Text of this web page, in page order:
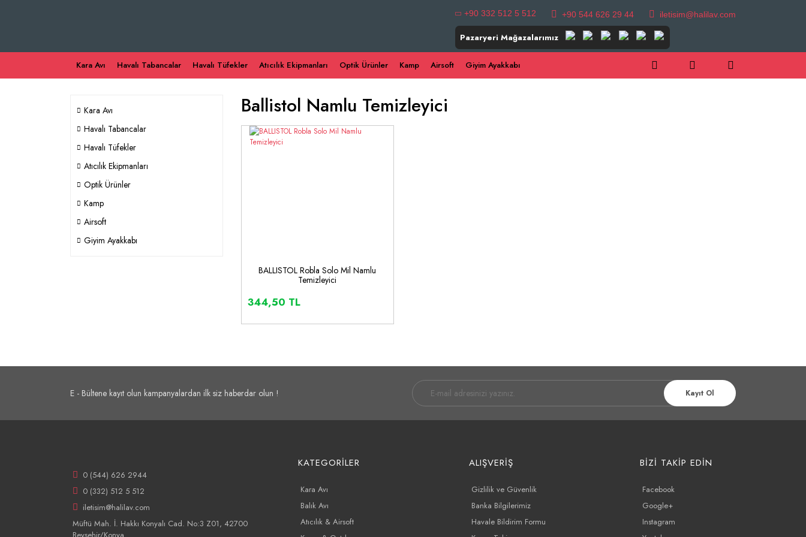
+90 332 512 5 512 +90 544 626 29 44 iletisim@halilav.com
Pazaryeri Mağazalarımız
Kara Avı Havalı Tabancalar Havalı Tüfekler Atıcılık Ekipmanları Optik Ürünler Kamp Airsoft Giyim Ayakkabı
Kara Avı
Havalı Tabancalar
Havalı Tüfekler
Atıcılık Ekipmanları
Optik Ürünler
Kamp
Airsoft
Giyim Ayakkabı
Ballistol Namlu Temizleyici
BALLISTOL Robla Solo Mil Namlu
Temizleyici
344,50 TL
E - Bültene kayıt olun kampanyalardan ilk siz haberdar olun ! Kayıt Ol
0 (544) 626 2944
0 (332) 512 5 512
iletisim@halilav.com
Müftü Mah. İ. Hakkı Konyalı Cad. No:3 Z01, 42700
Beyşehir/Konya
KATEGORİLER
Kara Avı
Balık Avı
Atıcılık & Airsoft
ALIŞVERİŞ
Gizlilik ve Güvenlik
Banka Bilgilerimiz
Havale Bildirim Formu
BİZİ TAKİP EDİN
Facebook
Google+
Instagram